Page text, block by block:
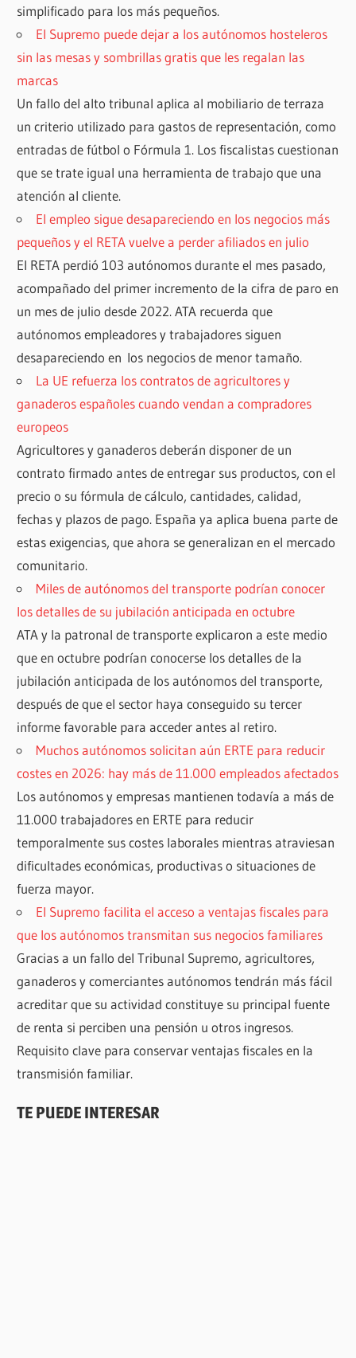
simplificado para los más pequeños.
El Supremo puede dejar a los autónomos hosteleros
sin las mesas y sombrillas gratis que les regalan las
marcas
Un fallo del alto tribunal aplica al mobiliario de terraza
un criterio utilizado para gastos de representación, como
entradas de fútbol o Fórmula 1. Los fiscalistas cuestionan
que se trate igual una herramienta de trabajo que una
atención al cliente.
El empleo sigue desapareciendo en los negocios más
pequeños y el RETA vuelve a perder afiliados en julio
El RETA perdió 103 autónomos durante el mes pasado,
acompañado del primer incremento de la cifra de paro en
un mes de julio desde 2022. ATA recuerda que
autónomos empleadores y trabajadores siguen
desapareciendo en los negocios de menor tamaño.
La UE refuerza los contratos de agricultores y
ganaderos españoles cuando vendan a compradores
europeos
Agricultores y ganaderos deberán disponer de un
contrato firmado antes de entregar sus productos, con el
precio o su fórmula de cálculo, cantidades, calidad,
fechas y plazos de pago. España ya aplica buena parte de
estas exigencias, que ahora se generalizan en el mercado
comunitario.
Miles de autónomos del transporte podrían conocer
los detalles de su jubilación anticipada en octubre
ATA y la patronal de transporte explicaron a este medio
que en octubre podrían conocerse los detalles de la
jubilación anticipada de los autónomos del transporte,
después de que el sector haya conseguido su tercer
informe favorable para acceder antes al retiro.
Muchos autónomos solicitan aún ERTE para reducir
costes en 2026: hay más de 11.000 empleados afectados
Los autónomos y empresas mantienen todavía a más de
11.000 trabajadores en ERTE para reducir
temporalmente sus costes laborales mientras atraviesan
dificultades económicas, productivas o situaciones de
fuerza mayor.
El Supremo facilita el acceso a ventajas fiscales para
que los autónomos transmitan sus negocios familiares
Gracias a un fallo del Tribunal Supremo, agricultores,
ganaderos y comerciantes autónomos tendrán más fácil
acreditar que su actividad constituye su principal fuente
de renta si perciben una pensión u otros ingresos.
Requisito clave para conservar ventajas fiscales en la
transmisión familiar.
TE PUEDE INTERESAR